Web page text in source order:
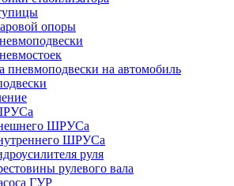
опоры
пневмоподвески на автомобиль
ШРУСа
ШРУСа
руля
рулевого вала
ГУР